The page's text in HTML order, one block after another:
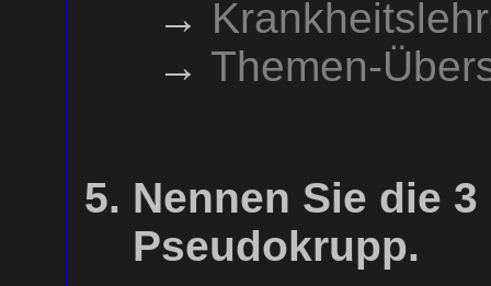
→
→ Themen-
Nennen Sie die
Pseudokrupp.